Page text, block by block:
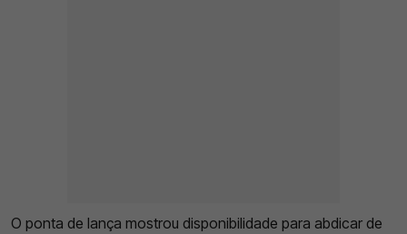
O ponta de lança mostrou disponibilidade para abdicar de